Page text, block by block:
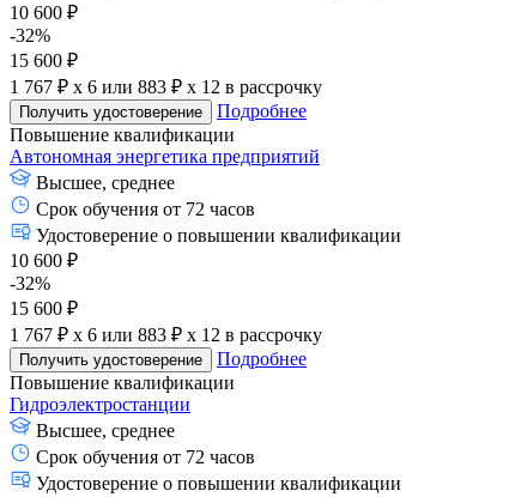
10 600 ₽
-32%
15 600 ₽
1 767 ₽ x 6 или 883 ₽ x 12 в рассрочку
Получить удостоверение
Подробнее
Повышение квалификации
Автономная энергетика предприятий
Высшее, среднее
Срок обучения от 72 часов
Удостоверение о повышении квалификации
10 600 ₽
-32%
15 600 ₽
1 767 ₽ x 6 или 883 ₽ x 12 в рассрочку
Получить удостоверение
Подробнее
Повышение квалификации
Гидроэлектростанции
Высшее, среднее
Срок обучения от 72 часов
Удостоверение о повышении квалификации